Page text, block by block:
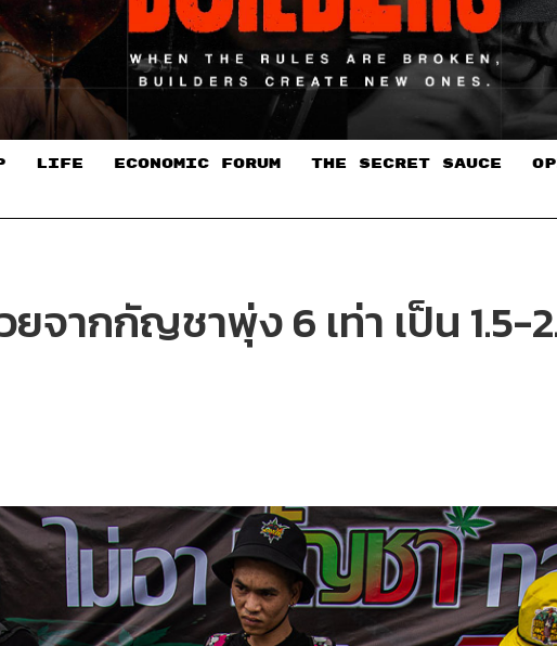
LIFE ECONOMIC FORUM THE SECRET SAUCE​
ยจากกัญชาพุ่ง 6 เท่า เป็น 1.5-